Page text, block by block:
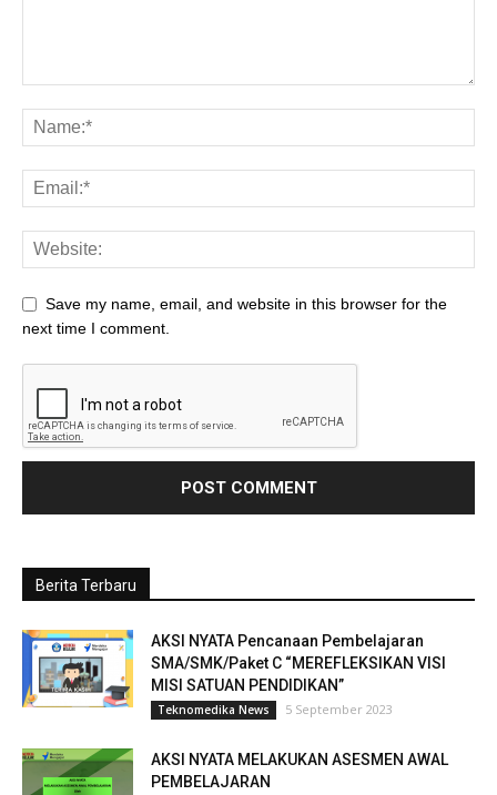
Save my name, email, and website in this browser for the
next time I comment.
Berita Terbaru
AKSI NYATA Pencanaan Pembelajaran
SMA/SMK/Paket C “MEREFLEKSIKAN VISI
MISI SATUAN PENDIDIKAN”
Teknomedika News 5 September 2023
AKSI NYATA MELAKUKAN ASESMEN AWAL
PEMBELAJARAN